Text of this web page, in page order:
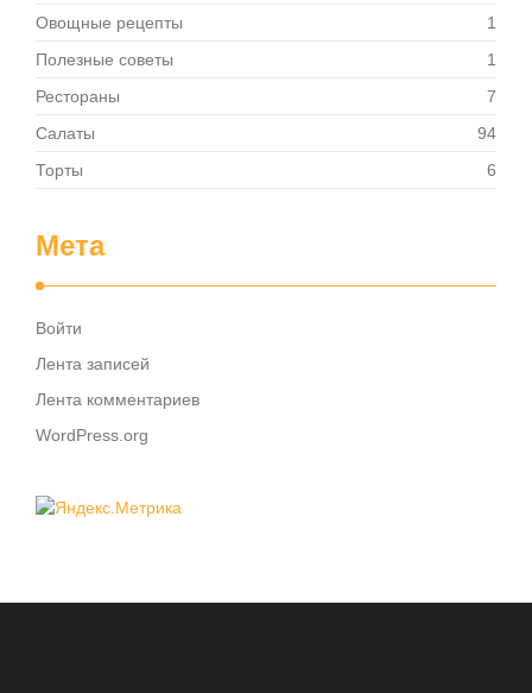
Овощные рецепты
1
Полезные советы
1
Рестораны
7
Салаты
94
Торты
6
Мета
Войти
Лента записей
Лента комментариев
WordPress.org